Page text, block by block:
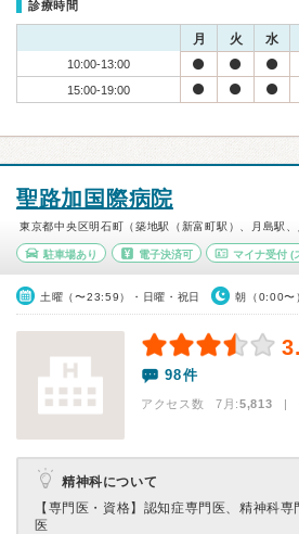
診療時間
月 火 水
10:00-13:00
15:00-19:00
聖路加国際病院
東京都中央区明石町（築地駅（新富町駅）、月島駅、
駐車場あり 電子決済可 マイナ受付 (
土曜（〜23:59）・日曜・祝日 朝（0:00〜
98件
アクセス数 7月:5,813 |
精神科について
【専門医・資格】 認知症専門医、精神科専
医